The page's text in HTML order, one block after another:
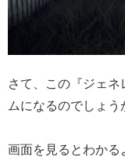
さて、この『ジェ
ムになるのでしょう
画面を見るとわかる